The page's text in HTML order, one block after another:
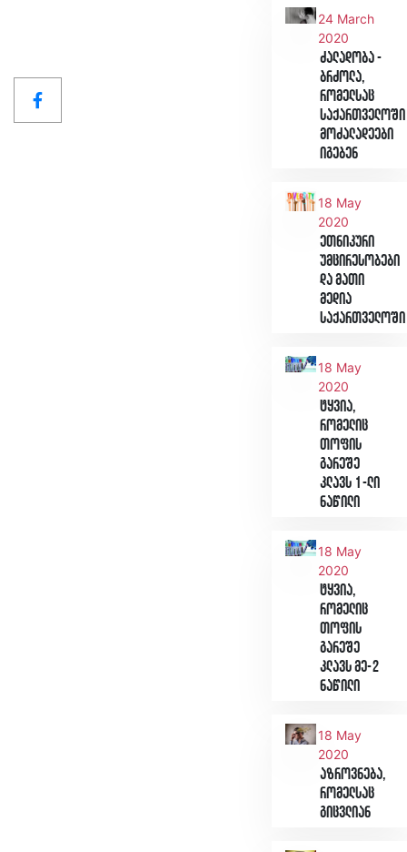
24 March
2020
ძალადობა -
ბრძოლა,
რომელსაც
საქართველოში
მოძალადეები
იგებენ
18 May
2020
ეთნიკური
უმცირესობები
და მათი
მედია
საქართველოში
18 May
2020
ტყვია,
რომელიც
თოფის
გარეშე
კლავს 1-ლი
ნაწილი
18 May
2020
ტყვია,
რომელიც
თოფის
გარეშე
კლავს მე-2
ნაწილი
18 May
2020
აზროვნება,
რომელსაც
გიცვლიან